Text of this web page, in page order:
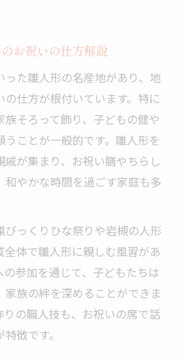
お祝いの仕方解説
た雛人形の名産地があり、地
仕方が根付いています。特に
そろって飾り、子どもの健や
ことが一般的です。雛人形を
が集まり、お祝い膳やちらし
やかな時間を過ごす家庭も多
びっくりひな祭りや岩槻の人形
体で雛人形に親しむ風習があ
参加を通じて、子どもたちは
族の絆を深めることができま
りの職人技も、お祝いの席で話
徴です。